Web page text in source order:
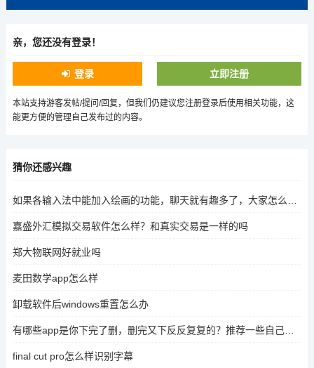
亲，您还没有登录！
登录 立即注册
本站支持游客发帖/提问/回复，但我们仍建议您注册登录后使用相关功能，这
能更方便的管理自己发布过的内容。
猜你还感兴趣
嘉盛外汇模拟交易软件怎么样？和真实交易是一样的吗
郑大物联网好就业吗
麦田数学app怎么样
卸载软件后windows重置怎么办
有哪些app是你下完了删，删完又下反反复复的？推荐一些自己认为很牛的app吧
final cut pro怎么样识别字幕